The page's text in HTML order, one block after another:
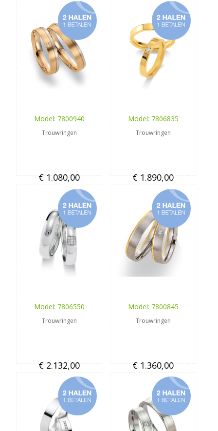
Model: 7800940
Trouwringen
€ 1.080,00
Model: 7806835
Trouwringen
€ 1.890,00
Model: 7806550
Trouwringen
€ 2.132,00
Model: 7800845
Trouwringen
€ 1.360,00